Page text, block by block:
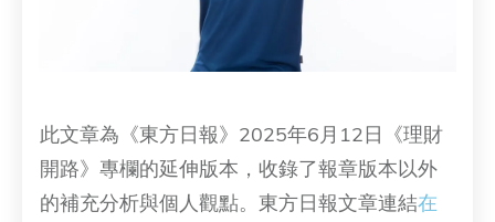
此文章為《東方日報》2025年6月12日《理財
開路》專欄的延伸版本，收錄了報章版本以外
的補充分析與個人觀點。東方日報文章連結在